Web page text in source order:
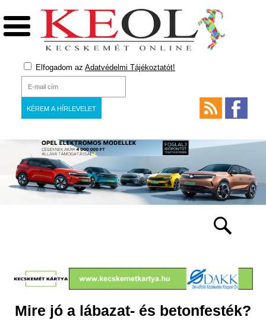
Elfogadom az Adatvédelmi Tájékoztatót!
Mire jó a lábazat- és betonfesték?